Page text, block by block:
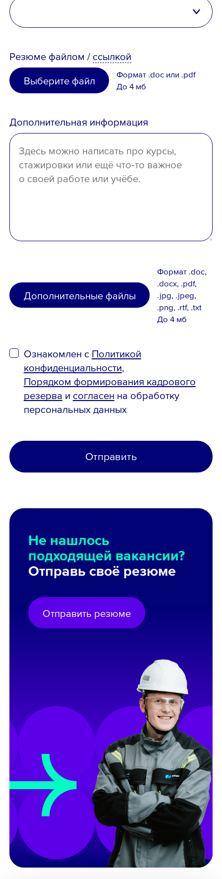
Узбекистан
Иное
неполное высшее
среднее специальное
отсутствует
Резюме файлом / ссылкой
Выберите файл
Формат .doc или .pdf
До 4 мб
Дополнительная информация
Дополнительные файлы
Формат .doc,
.docx, .pdf,
.jpg, .jpeg,
.png, .rtf, .txt
До 4 мб
Ознакомлен с Политикой
конфиденциальности,
Порядком формирования кадрового
резерва и согласен на обработку
персональных данных
Отправить
Не нашлось
подходящей вакансии?
Отправь своё резюме
Отправить резюме